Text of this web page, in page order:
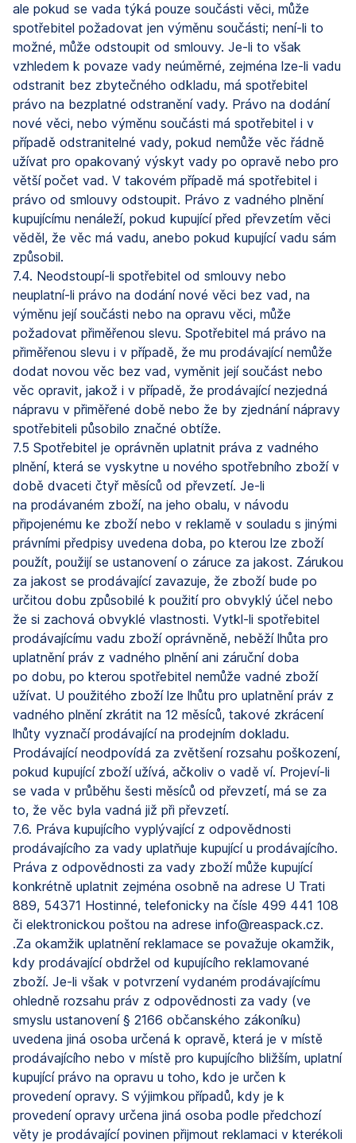
ale pokud se vada týká pouze součásti věci, může
spotřebitel požadovat jen výměnu součásti; není-li to
možné, může odstoupit od smlouvy. Je-li to však
vzhledem k povaze vady neúměrné, zejména lze-li vadu
odstranit bez zbytečného odkladu, má spotřebitel
právo na bezplatné odstranění vady. Právo na dodání
nové věci, nebo výměnu součásti má spotřebitel i v
případě odstranitelné vady, pokud nemůže věc řádně
užívat pro opakovaný výskyt vady po opravě nebo pro
větší počet vad. V takovém případě má spotřebitel i
právo od smlouvy odstoupit. Právo z vadného plnění
kupujícímu nenáleží, pokud kupující před převzetím věci
věděl, že věc má vadu, anebo pokud kupující vadu sám
způsobil.
7.4. Neodstoupí-li spotřebitel od smlouvy nebo
neuplatní-li právo na dodání nové věci bez vad, na
výměnu její součásti nebo na opravu věci, může
požadovat přiměřenou slevu. Spotřebitel má právo na
přiměřenou slevu i v případě, že mu prodávající nemůže
dodat novou věc bez vad, vyměnit její součást nebo
věc opravit, jakož i v případě, že prodávající nezjedná
nápravu v přiměřené době nebo že by zjednání nápravy
spotřebiteli působilo značné obtíže.
7.5 Spotřebitel je oprávněn uplatnit práva z vadného
plnění, která se vyskytne u nového spotřebního zboží v
době dvaceti čtyř měsíců od převzetí. Je-li
na prodávaném zboží, na jeho obalu, v návodu
připojenému ke zboží nebo v reklamě v souladu s jinými
právními předpisy uvedena doba, po kterou lze zboží
použít, použijí se ustanovení o záruce za jakost. Zárukou
za jakost se prodávající zavazuje, že zboží bude po
určitou dobu způsobilé k použití pro obvyklý účel nebo
že si zachová obvyklé vlastnosti. Vytkl-li spotřebitel
prodávajícímu vadu zboží oprávněně, neběží lhůta pro
uplatnění práv z vadného plnění ani záruční doba
po dobu, po kterou spotřebitel nemůže vadné zboží
užívat. U použitého zboží lze lhůtu pro uplatnění práv z
vadného plnění zkrátit na 12 měsíců, takové zkrácení
lhůty vyznačí prodávající na prodejním dokladu.
Prodávající neodpovídá za zvětšení rozsahu poškození,
pokud kupující zboží užívá, ačkoliv o vadě ví. Projeví-li
se vada v průběhu šesti měsíců od převzetí, má se za
to, že věc byla vadná již při převzetí.
7.6. Práva kupujícího vyplývající z odpovědnosti
prodávajícího za vady uplatňuje kupující u prodávajícího.
Práva z odpovědnosti za vady zboží může kupující
konkrétně uplatnit zejména osobně na adrese U Trati
889, 54371 Hostinné, telefonicky na čísle 499 441 108
či elektronickou poštou na adrese info@reaspack.cz.
.Za okamžik uplatnění reklamace se považuje okamžik,
kdy prodávající obdržel od kupujícího reklamované
zboží. Je-li však v potvrzení vydaném prodávajícímu
ohledně rozsahu práv z odpovědnosti za vady (ve
smyslu ustanovení § 2166 občanského zákoníku)
uvedena jiná osoba určená k opravě, která je v místě
prodávajícího nebo v místě pro kupujícího bližším, uplatní
kupující právo na opravu u toho, kdo je určen k
provedení opravy. S výjimkou případů, kdy je k
provedení opravy určena jiná osoba podle předchozí
věty je prodávající povinen přijmout reklamaci v kterékoli